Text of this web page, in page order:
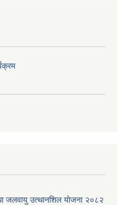
जलवायु उत्थानशिल याेजना २०८२